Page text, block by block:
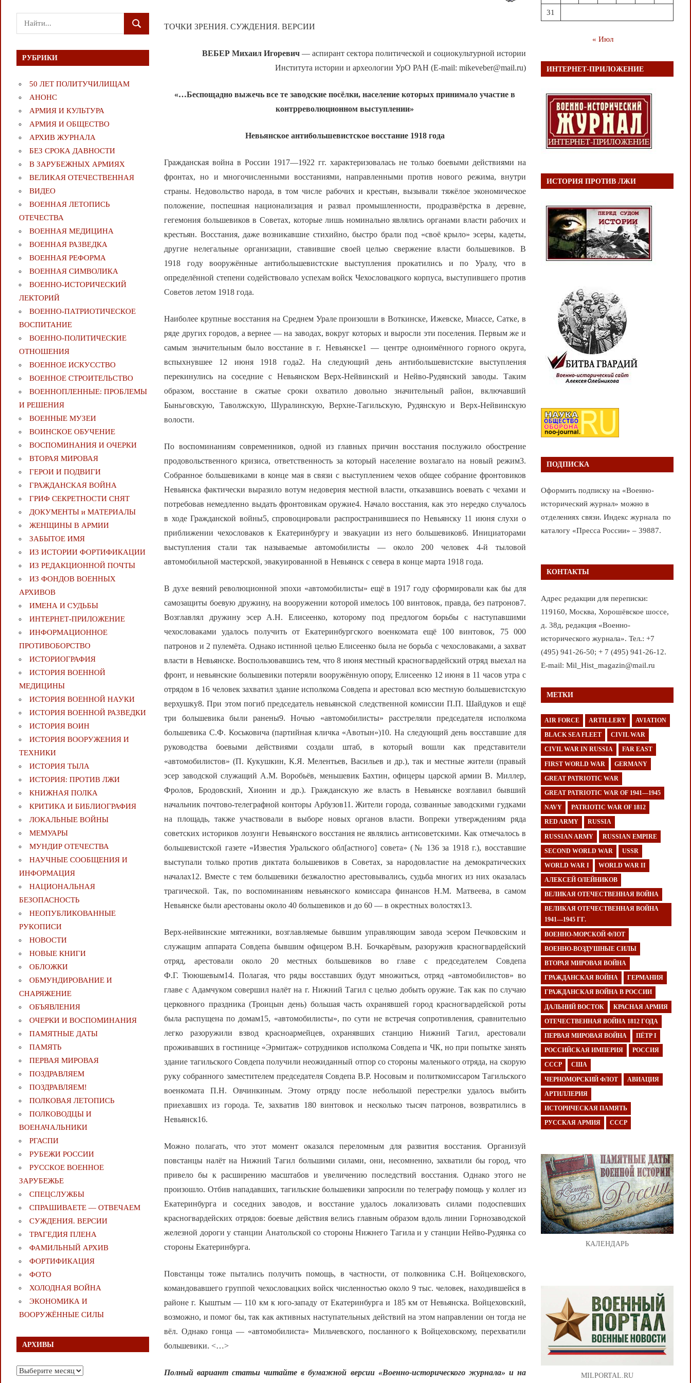
ТОЧКИ ЗРЕНИЯ. СУЖДЕНИЯ. ВЕРСИИ
ВЕБЕР Михаил Игоревич— аспирант сектора политической и социокультурной истории
Института истории и археологии УрО РАН (E-mail: mikeveber@mail.ru)
«…Беспощадно выжечь все те заводские посёлки, население которых принимало участие в
контрреволюционном выступлении»
Невьянское антибольшевистское восстание 1918 года
Гражданская война в России 1917—1922 гг. характеризовалась не только боевыми действиями на
фронтах, но и многочисленными восстаниями, направленными против нового режима, внутри
страны. Недовольство народа, в том числе рабочих и крестьян, вызывали тяжёлое экономическое
положение, поспешная национализация и развал промышленности, продразвёрстка в деревне,
гегемония большевиков в Советах, которые лишь номинально являлись органами власти рабочих и
крестьян. Восстания, даже возникавшие стихийно, быстро брали под «своё крыло» эсеры, кадеты,
другие нелегальные организации, ставившие своей целью свержение власти большевиков. В
1918 году вооружённые антибольшевистские выступления прокатились и по Уралу, что в
определённой степени содействовало успехам войск Чехословацкого корпуса, выступившего против
Советов летом 1918 года.
Наиболее крупные восстания на Среднем Урале произошли в Воткинске, Ижевске, Миассе, Сатке, в
ряде других городов, а вернее — на заводах, вокруг которых и выросли эти поселения. Первым же и
самым значительным было восстание в г. Невьянске1 — центре одноимённого горного округа,
вспыхнувшее 12 июня 1918 года2. На следующий день антибольшевистские выступления
перекинулись на соседние с Невьянском Верх-Нейвинский и Нейво-Рудянский заводы. Таким
образом, восстание в сжатые сроки охватило довольно значительный район, включавший
Быньговскую, Таволжскую, Шуралинскую, Верхне-Тагильскую, Рудянскую и Верх-Нейвинскую
волости.
По воспоминаниям современников, одной из главных причин восстания послужило обострение
продовольственного кризиса, ответственность за который население возлагало на новый режим3.
Собранное большевиками в конце мая в связи с выступлением чехов общее собрание фронтовиков
Невьянска фактически выразило вотум недоверия местной власти, отказавшись воевать с чехами и
потребовав немедленно выдать фронтовикам оружие4. Начало восстания, как это нередко случалось
в ходе Гражданской войны5, спровоцировали распространившиеся по Невьянску 11 июня слухи о
приближении чехословаков к Екатеринбургу и эвакуации из него большевиков6. Инициаторами
выступления стали так называемые автомобилисты — около 200 человек 4-й тыловой
автомобильной мастерской, эвакуированной в Невьянск с севера в конце марта 1918 года.
В духе веяний революционной эпохи «автомобилисты» ещё в 1917 году сформировали как бы для
самозащиты боевую дружину, на вооружении которой имелось 100 винтовок, правда, без патронов7.
Возглавлял дружину эсер А.Н. Елисеенко, которому под предлогом борьбы с наступавшими
чехословаками удалось получить от Екатеринбургского военкомата ещё 100 винтовок, 75 000
патронов и 2 пулемёта. Однако истинной целью Елисеенко была не борьба с чехословаками, а захват
власти в Невьянске. Воспользовавшись тем, что 8 июня местный красногвардейский отряд выехал на
фронт, и невьянские большевики потеряли вооружённую опору, Елисеенко 12 июня в 11 часов утра с
отрядом в 16 человек захватил здание исполкома Совдепа и арестовал всю местную большевистскую
верхушку8. При этом погиб председатель невьянской следственной комиссии П.П. Шайдуков и ещё
три большевика были ранены9. Ночью «автомобилисты» расстреляли председателя исполкома
большевика С.Ф. Коськовича (партийная кличка «Авотын»)10. На следующий день восставшие для
руководства боевыми действиями создали штаб, в который вошли как представители
«автомобилистов» (П. Кукушкин, К.Я. Мелентьев, Васильев и др.), так и местные жители (правый
эсер заводской служащий А.М. Воробьёв, меньшевик Бахтин, офицеры царской армии В. Миллер,
Фролов, Бродовский, Хионин и др.). Гражданскую же власть в Невьянске возглавил бывший
начальник почтово-телеграфной конторы Арбузов11. Жители города, созванные заводскими гудками
на площадь, также участвовали в выборе новых органов власти. Вопреки утверждениям ряда
советских историков лозунги Невьянского восстания не являлись антисоветскими. Как отмечалось в
большевистской газете «Известия Уральского обл[астного] совета» (№ 136 за 1918 г.), восставшие
выступали только против диктата большевиков в Советах, за народовластие на демократических
началах12. Вместе с тем большевики безжалостно арестовывались, судьба многих из них оказалась
трагической. Так, по воспоминаниям невьянского комиссара финансов Н.М. Матвеева, в самом
Невьянске были арестованы около 40 большевиков и до 60 — в окрестных волостях13.
Верх-нейвинские мятежники, возглавляемые бывшим управляющим завода эсером Печковским и
служащим аппарата Совдепа бывшим офицером В.Н. Бочкарёвым, разоружив красногвардейский
отряд, арестовали около 20 местных большевиков во главе с председателем Совдепа
Ф.Г. Тююшевым14. Полагая, что ряды восставших будут множиться, отряд «автомобилистов» во
главе с Адамчуком совершил налёт на г. Нижний Тагил с целью добыть оружие. Так как по случаю
церковного праздника (Троицын день) большая часть охранявшей город красногвардейской роты
была распущена по домам15, «автомобилисты», по сути не встречая сопротивления, сравнительно
легко разоружили взвод красноармейцев, охранявших станцию Нижний Тагил, арестовали
проживавших в гостинице «Эрмитаж» сотрудников исполкома Совдепа и ЧК, но при попытке занять
здание тагильского Совдепа получили неожиданный отпор со стороны маленького отряда, на скорую
руку собранного заместителем председателя Совдепа В.Р. Носовым и политкомиссаром Тагильского
военкомата П.Н. Овчинкиным. Этому отряду после небольшой перестрелки удалось выбить
приехавших из города. Те, захватив 180 винтовок и несколько тысяч патронов, возвратились в
Невьянск16.
Можно полагать, что этот момент оказался переломным для развития восстания. Организуй
повстанцы налёт на Нижний Тагил большими силами, они, несомненно, захватили бы город, что
привело бы к расширению масштабов и увеличению последствий восстания. Однако этого не
произошло. Отбив нападавших, тагильские большевики запросили по телеграфу помощь у коллег из
Екатеринбурга и соседних заводов, и восстание удалось локализовать силами подоспевших
красногвардейских отрядов: боевые действия велись главным образом вдоль линии Горнозаводской
железной дороги у станции Анатольской со стороны Нижнего Тагила и у станции Нейво-Рудянка со
стороны Екатеринбурга.
Повстанцы тоже пытались получить помощь, в частности, от полковника С.Н. Войцеховского,
командовавшего группой чехословацких войск численностью около 9 тыс. человек, находившейся в
районе г. Кыштым — 110 км к юго-западу от Екатеринбурга и 185 км от Невьянска. Войцеховский,
возможно, и помог бы, так как активных наступательных действий на этом направлении он тогда не
вёл. Однако гонца — «автомобилиста» Мильчевского, посланного к Войцеховскому, перехватили
большевики. <…>
Полный вариант статьи читайте в бумажной версии «Военно-исторического журнала» и на
Поиск
для:
ПОИСК
РУБРИКИ
50 ЛЕТ ПОЛИТУЧИЛИЩАМ
АНОНС
АРМИЯ И КУЛЬТУРА
АРМИЯ И ОБЩЕСТВО
АРХИВ ЖУРНАЛА
БЕЗ СРОКА ДАВНОСТИ
В ЗАРУБЕЖНЫХ АРМИЯХ
ВЕЛИКАЯ ОТЕЧЕСТВЕННАЯ
ВИДЕО
ВОЕННАЯ ЛЕТОПИСЬ
ОТЕЧЕСТВА
ВОЕННАЯ МЕДИЦИНА
ВОЕННАЯ РАЗВЕДКА
ВОЕННАЯ РЕФОРМА
ВОЕННАЯ СИМВОЛИКА
ВОЕННО-ИСТОРИЧЕСКИЙ
ЛЕКТОРИЙ
ВОЕННО-ПАТРИОТИЧЕСКОЕ
ВОСПИТАНИЕ
ВОЕННО-ПОЛИТИЧЕСКИE
ОТНОШЕНИЯ
ВОЕННОЕ ИСКУССТВО
ВОЕННОЕ СТРОИТЕЛЬСТВО
ВОЕННОПЛЕННЫЕ: ПРОБЛЕМЫ
И РЕШЕНИЯ
ВОЕННЫЕ МУЗЕИ
ВОИНСКОЕ ОБУЧЕНИЕ
ВОСПОМИНАНИЯ И ОЧЕРКИ
ВТОРАЯ МИРОВАЯ
ГЕРОИ И ПОДВИГИ
ГРАЖДАНСКАЯ ВОЙНА
ГРИФ СЕКРЕТНОСТИ СНЯТ
ДОКУМЕНТЫ и МАТЕРИАЛЫ
ЖЕНЩИНЫ В АРМИИ
ЗАБЫТОЕ ИМЯ
ИЗ ИСТОРИИ ФОРТИФИКАЦИИ
ИЗ РЕДАКЦИОННОЙ ПОЧТЫ
ИЗ ФОНДОВ ВОЕННЫХ
АРХИВОВ
ИМЕНА И СУДЬБЫ
ИНТЕРНЕТ-ПРИЛОЖЕНИЕ
ИНФОРМАЦИОННОЕ
ПРОТИВОБОРСТВО
ИСТОРИОГРАФИЯ
ИСТОРИЯ ВОЕННОЙ
МЕДИЦИНЫ
ИСТОРИЯ ВОЕННОЙ НАУКИ
ИСТОРИЯ ВОЕННОЙ РАЗВЕДКИ
ИСТОРИЯ ВОИН
ИСТОРИЯ ВООРУЖЕНИЯ И
ТЕХНИКИ
ИСТОРИЯ ТЫЛА
ИСТОРИЯ: ПРОТИВ ЛЖИ
КНИЖНАЯ ПОЛКА
КРИТИКА И БИБЛИОГРАФИЯ
ЛОКАЛЬНЫЕ ВОЙНЫ
МЕМУАРЫ
МУНДИР ОТЕЧЕСТВА
НАУЧНЫЕ СООБЩЕНИЯ И
ИНФОРМАЦИЯ
НАЦИОНАЛЬНАЯ
БЕЗОПАСНОСТЬ
НЕОПУБЛИКОВАННЫЕ
РУКОПИСИ
НОВОСТИ
НОВЫЕ КНИГИ
ОБЛОЖКИ
ОБМУНДИРОВАНИЕ И
СНАРЯЖЕНИЕ
ОБЪЯВЛЕНИЯ
ОЧЕРКИ И ВОСПОМИНАНИЯ
ПАМЯТНЫЕ ДАТЫ
ПАМЯТЬ
ПЕРВАЯ МИРОВАЯ
ПОЗДРАВЛЯЕМ
ПОЗДРАВЛЯЕМ!
ПОЛКОВАЯ ЛЕТОПИСЬ
ПОЛКОВОДЦЫ И
ВОЕНАЧАЛЬНИКИ
РГАСПИ
РУБЕЖИ РОССИИ
РУССКОЕ ВОЕННОЕ
ЗАРУБЕЖЬЕ
СПЕЦСЛУЖБЫ
СПРАШИВАЕТЕ — ОТВЕЧАЕМ
СУЖДЕНИЯ. ВЕРСИИ
ТРАГЕДИЯ ПЛЕНА
ФАМИЛЬНЫЙ АРХИВ
ФОРТИФИКАЦИЯ
ФОТО
ХОЛОДНАЯ ВОЙНА
ЭКОНОМИКА И
ВООРУЖЁННЫЕ СИЛЫ
АРХИВЫ
Архивы
31
« Июл
ИНТЕРНЕТ-ПРИЛОЖЕНИЕ
ИСТОРИЯ ПРОТИВ ЛЖИ
ПОДПИСКА
Оформить подписку на «Военно-
исторический журнал» можно в
отделениях связи. Индекс журнала по
каталогу «Пресса России» – 39887.
КОНТАКТЫ
Адрес редакции для переписки:
119160, Москва, Хорошёвское шоссе,
д. 38д, редакция «Военно-
исторического журнала». Тел.: +7
(495) 941-26-50; + 7 (495) 941-26-12.
E-mail: Mil_Hist_magazin@mail.ru
МЕТКИ
AIR FORCE ARTILLERY AVIATION
BLACK SEA FLEET CIVIL WAR
CIVIL WAR IN RUSSIA FAR EAST
FIRST WORLD WAR GERMANY
GREAT PATRIOTIC WAR
GREAT PATRIOTIC WAR OF 1941—1945
NAVY PATRIOTIC WAR OF 1812
RED ARMY RUSSIA
RUSSIAN ARMY RUSSIAN EMPIRE
SECOND WORLD WAR USSR
WORLD WAR I WORLD WAR II
АЛЕКСЕЙ ОЛЕЙНИКОВ
ВЕЛИКАЯ ОТЕЧЕСТВЕННАЯ ВОЙНА
ВЕЛИКАЯ ОТЕЧЕСТВЕННАЯ ВОЙНА
1941—1945 ГГ.
ВОЕННО-МОРСКОЙ ФЛОТ
ВОЕННО-ВОЗДУШНЫЕ СИЛЫ
ВТОРАЯ МИРОВАЯ ВОЙНА
ГРАЖДАНСКАЯ ВОЙНА ГЕРМАНИЯ
ГРАЖДАНСКАЯ ВОЙНА В РОССИИ
ДАЛЬНИЙ ВОСТОК КРАСНАЯ АРМИЯ
ОТЕЧЕСТВЕННАЯ ВОЙНА 1812 ГОДА
ПЕРВАЯ МИРОВАЯ ВОЙНА ПЁТР I
РОССИЙСКАЯ ИМПЕРИЯ РОССИЯ
СССР США
ЧЕРНОМОРСКИЙ ФЛОТ АВИАЦИЯ
АРТИЛЛЕРИЯ
ИСТОРИЧЕСКАЯ ПАМЯТЬ
РУССКАЯ АРМИЯ СССР
КАЛЕНДАРЬ
MILPORTAL.RU